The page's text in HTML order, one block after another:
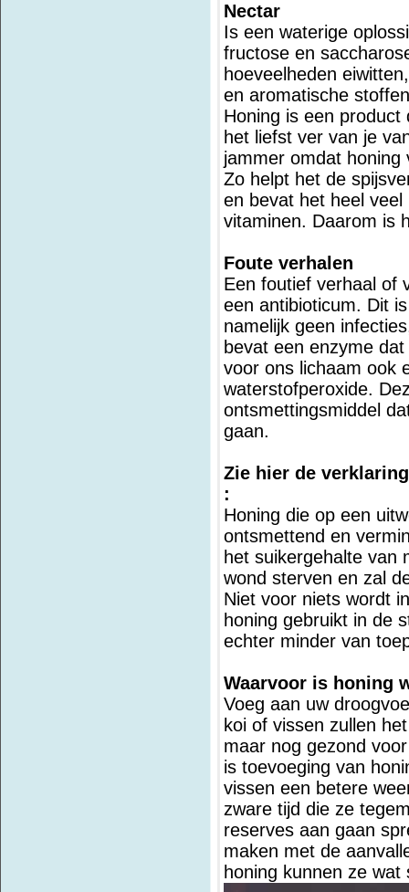
Nectar
Is een waterige
fructose en
hoeveelheden
en aromatische
Honing is een
het liefst ver van je
jammer omdat honing
Zo helpt het de
en bevat het heel
vitaminen. Daarom is
Foute verhalen
Een foutief verhaal of
een antibioticum. Dit
namelijk geen
bevat een enzyme
voor ons lichaam ook
waterstofperoxide.
ontsmettingsmiddel
gaan.
Zie hier de
:
Honing die op een
ontsmettend en
het suikergehalte van
wond sterven en zal
Niet voor niets wordt
honing gebruikt in de
echter minder van
Waarvoor is honing
Voeg aan uw
koi of vissen zullen
maar nog gezond
is toevoeging van
vissen een betere
zware tijd die ze
reserves aan gaan
maken met de
honing kunnen ze